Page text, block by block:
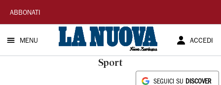
La
Nuova
Sardegna
ABBONATI
MENU ACCEDI
Sport
SEGUICI SU DISCOVER